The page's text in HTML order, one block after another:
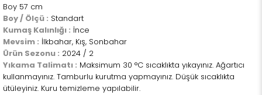
Boy 57 cm
Boy / Ölçü : Standart
Kumaş Kalınlığı : İnce
Mevsim : İlkbahar, Kış, Sonbahar
Ürün Sezonu : 2024 / 2
Yıkama Talimatı : Maksimum 30 °C sıcaklıkta yıkayınız. Ağartıcı
kullanmayınız. Tamburlu kurutma yapmayınız. Düşük sıcaklıkta
ütüleyiniz. Kuru temizleme yapılabilir.